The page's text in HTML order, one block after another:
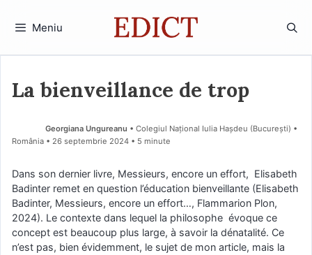
Meniu
La bienveillance de trop
Georgiana Ungureanu • Colegiul Național Iulia Hașdeu (Bucureşti) •
România
26 septembrie 2024 • 5 minute
Dans son dernier livre, Messieurs, encore un effort, Elisabeth
Badinter remet en question l’éducation bienveillante (Elisabeth
Badinter, Messieurs, encore un effort…, Flammarion Plon,
2024). Le contexte dans lequel la philosophe évoque ce
concept est beaucoup plus large, à savoir la dénatalité. Ce
n’est pas, bien évidemment, le sujet de mon article, mais la